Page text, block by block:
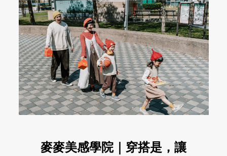
麥麥美感學院｜穿搭是，讓